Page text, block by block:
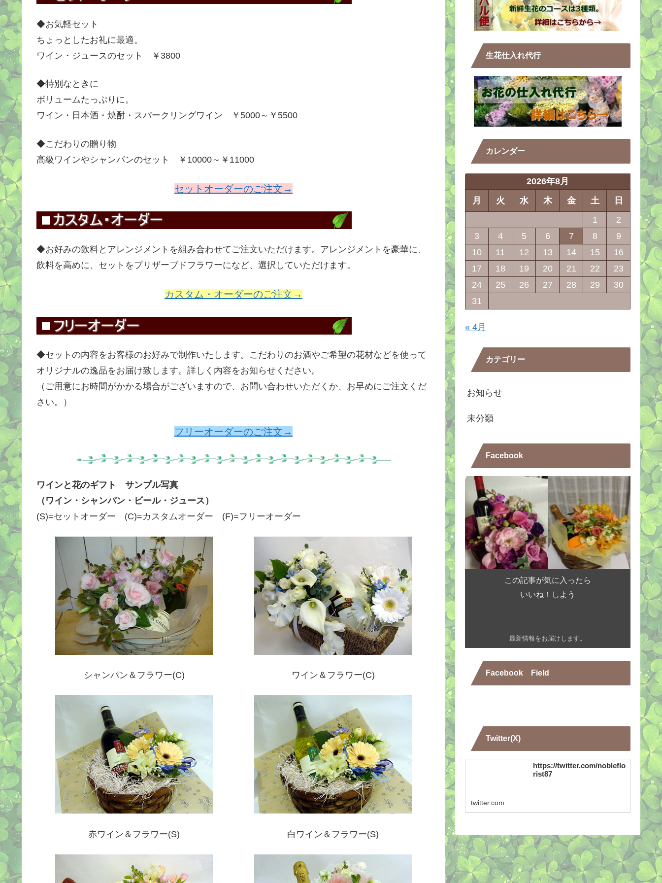
◆お気軽セット
ちょっとしたお礼に最適。
ワイン・ジュースのセット ￥3800
◆特別なときに
ボリュームたっぷりに。
ワイン・日本酒・焼酎・スパークリングワイン ￥5000～￥5500
◆こだわりの贈り物
高級ワインやシャンパンのセット ￥10000～￥11000
セットオーダーのご注文→
◆お好みの飲料とアレンジメントを組み合わせてご注文いただけます。アレンジメントを豪華に、
飲料を高めに、セットをプリザーブドフラワーになど、選択していただけます。
カスタム・オーダーのご注文→
◆セットの内容をお客様のお好みで制作いたします。こだわりのお酒やご希望の花材などを使って
オリジナルの逸品をお届け致します。詳しく内容をお知らせください。
（ご用意にお時間がかかる場合がございますので、お問い合わせいただくか、お早めにご注文くだ
さい。）
フリーオーダーのご注文→
ワインと花のギフト サンプル写真
（ワイン・シャンパン・ビール・ジュース）
(S)=セットオーダー (C)=カスタムオーダー (F)=フリーオーダー
シャンパン＆フラワー(C) ワイン＆フラワー(C)
赤ワイン＆フラワー(S) 白ワイン＆フラワー(S)
生花仕入れ代行
カレンダー
2026年8月
月
火 水 木 金 土
日
1
2
3
4 5 6 7 8
9
10
11 12 13 14 15
16
17
18 19 20 21 22
23
24
25 26 27 28 29
30
31
« 4月
カテゴリー
お知らせ
未分類
Facebook
この記事が気に入ったら
いいね！しよう
最新情報をお届けします。
Facebook Field
Twitter(X)
https://twitter.com/nobleflo
rist87
twitter.com